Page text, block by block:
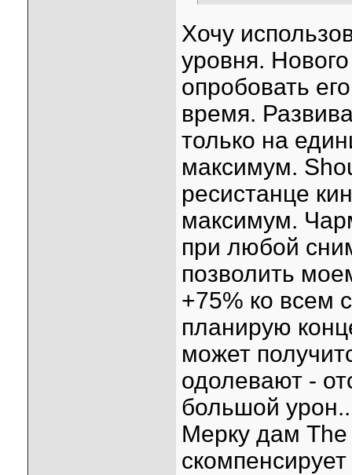
Хочу
уровня.
опробовать
время.
только на
максимум.
ресистанце
максимум.
при любой
позволить
+75% ко всем
планирую
может
одолевают -
большой
Мерку дам